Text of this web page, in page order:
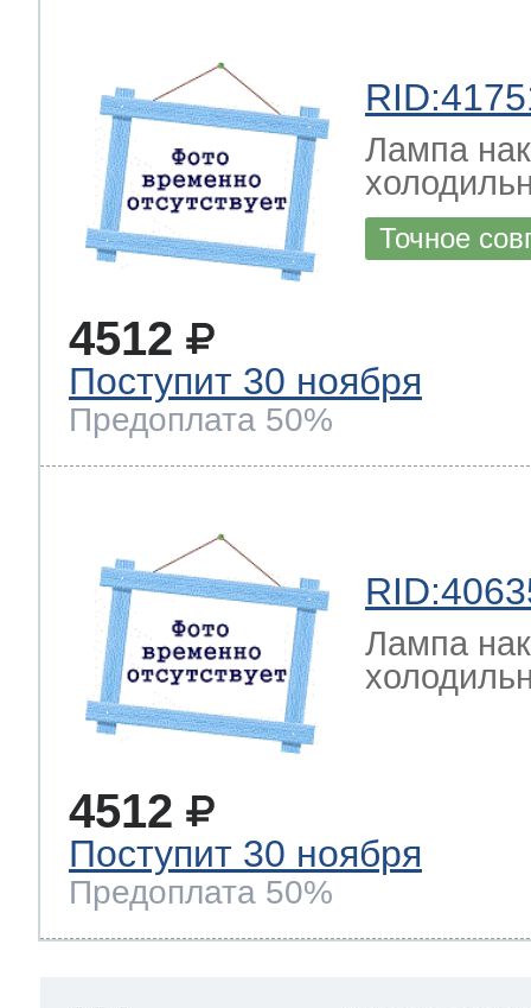
Лампа
Точное
4512
Поступит 30 ноября
Предоплата 50%
Лампа
4512
Поступит 30 ноября
Предоплата 50%